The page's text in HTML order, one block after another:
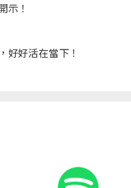
示！
好好活在當下！